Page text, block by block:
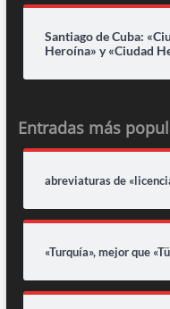
Santiago de Cuba:
Heroína» y «Ciudad
Entradas más
abreviaturas de
«Turquía», mejor que